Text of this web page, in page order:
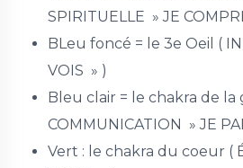
SPIRITUELLE » JE
BLeu foncé = le 3e Oeil (
VOIS » )
Bleu clair = le chakra de la
COMMUNICATION » JE
Vert : le chakra du coeur (